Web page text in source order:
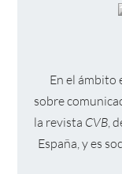
En el ámbito
sobre
la revista CVB,
España, y es